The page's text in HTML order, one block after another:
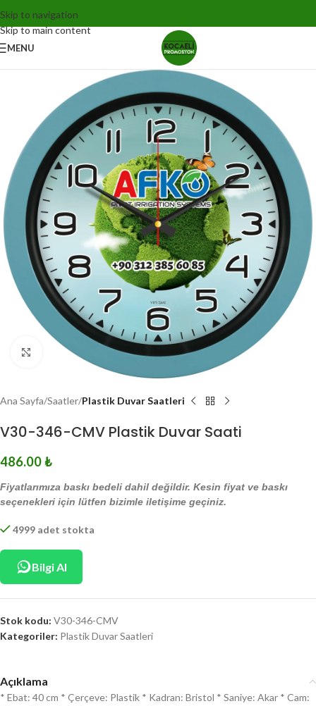
Skip to navigation
Skip to main content
MENU
Click to enlarge
Ana Sayfa Saatler Plastik Duvar Saatleri
V30-346-CMV Plastik Duvar Saati
486.00₺
Fiyatlarımıza baskı bedeli dahil değildir. Kesin fiyat ve baskı
seçenekleri için lütfen bizimle iletişime geçiniz.
4999 adet stokta
Bilgi Al
Stok kodu: V30-346-CMV
Kategoriler: Plastik Duvar Saatleri
Açıklama
* Ebat: 40 cm * Çerçeve: Plastik * Kadran: Bristol * Saniye: Akar * Cam: